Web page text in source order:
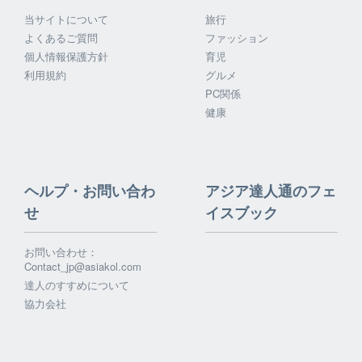
当サイトについて
よくあるご質問
個人情報保護方針
利用規約
旅行
ファッション
育児
グルメ
PC関係
健康
ヘルプ・お問い合わ
せ
お問い合わせ：
Contact_jp@asiakol.com
達人のすすめについて
協力会社
アジア達人通のフェ
イスブック